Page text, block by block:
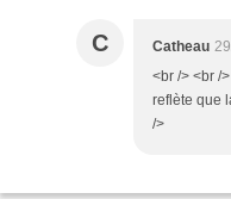
C Catheau
<br /> <br /
reflète que
/>